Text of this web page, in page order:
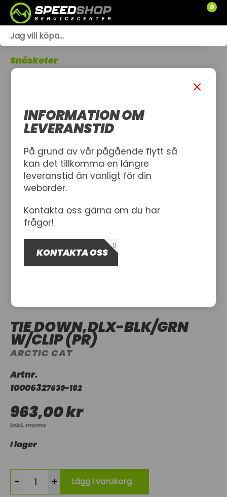
0
SLÄPVAGNAR
Snöskoter
TIE DOWN,DLX-BLK/GRN
W/CLIP (PR)
ARCTIC CAT
Artnr.
10006327639-182
963,00 kr
Inkl. moms
I lager
- + Lägg i varukorg
INFORMATION OM
LEVERANSTID
På grund av vår pågående flytt så
kan det tillkomma en längre
leveranstid än vanligt för din
weborder.
Kontakta oss gärna om du har
frågor!
KONTAKTA OSS